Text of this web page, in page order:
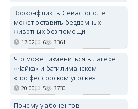
Зооконфликт в Севастополе
может оставить бездомных
животных без помощи
17:02 6 3361
Что может измениться в лагере
«Чайка» и батилиманском
«профессорском уголке»
20:00 5 3730
Почему у абонентов